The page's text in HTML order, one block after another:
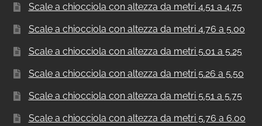
Scale a chiocciola con altezza da metri 4.51 a 4.75
Scale a chiocciola con altezza da metri 4.76 a 5.00
Scale a chiocciola con altezza da metri 5.01 a 5.25
Scale a chiocciola con altezza da metri 5.26 a 5.50
Scale a chiocciola con altezza da metri 5.51 a 5.75
Scale a chiocciola con altezza da metri 5.76 a 6.00